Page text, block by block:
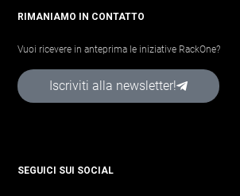
RIMANIAMO IN CONTATTO
Vuoi ricevere in anteprima le iniziative RackOne?
Iscriviti alla newsletter!
SEGUICI SUI SOCIAL